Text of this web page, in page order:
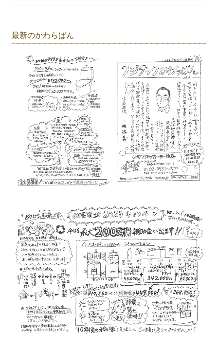
最新のかわらばん